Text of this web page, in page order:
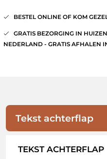
BESTEL ONLINE OF KOM
GRATIS BEZORGING IN
NEDERLAND - GRATIS AFHALEN
Tekst achterflap
TEKST ACHTERFLAP